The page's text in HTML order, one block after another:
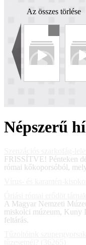
Az összes törlése
Népszerű
FRISSÍTVE! Pénteken
római kőkoporsóból,
A Magyar Nemzeti
miskolci múzeum, Kuny
feltárás.